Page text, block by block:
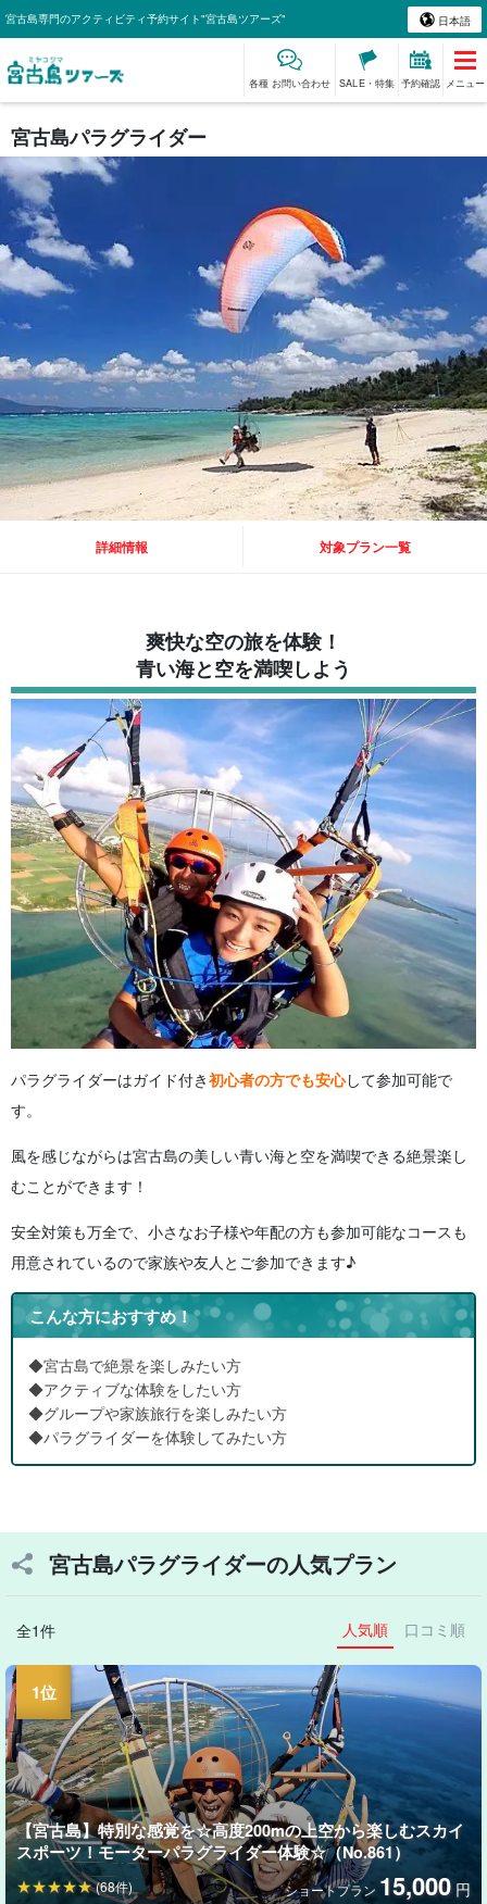
宮古島専門のアクティビティ予約サイト"宮古島ツアーズ" 日本語
各種 お問い合わせ SALE・特集 予約確認 メニュー
宮古島パラグライダー
詳細情報 対象プラン一覧
爽快な空の旅を体験！
青い海と空を満喫しよう
パラグライダーはガイド付き初心者の方でも安心して参加可能で
す。
風を感じながらは宮古島の美しい青い海と空を満喫できる絶景楽し
むことができます！
安全対策も万全で、小さなお子様や年配の方も参加可能なコースも
用意されているので家族や友人とご参加できます♪
こんな方におすすめ！
◆宮古島で絶景を楽しみたい方
◆アクティブな体験をしたい方
◆グループや家族旅行を楽しみたい方
◆パラグライダーを体験してみたい方
宮古島パラグライダーの人気プラン
全1件 人気順 口コミ順
【宮古島】特別な感覚を☆高度200mの上空から楽しむスカイ
スポーツ！モーターパラグライダー体験☆（No.861）
ショートプラン 15,000 円
(68件)